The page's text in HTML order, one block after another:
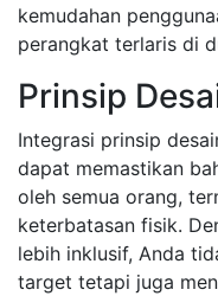
kemudahan
perangkat terlaris di
Prinsip
Integrasi prinsip
dapat memastikan
oleh semua orang,
keterbatasan fisik.
lebih inklusif, Anda
target tetapi juga